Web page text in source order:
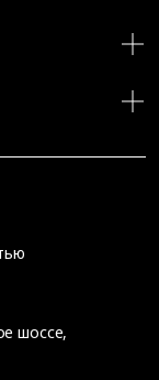
шоссе,